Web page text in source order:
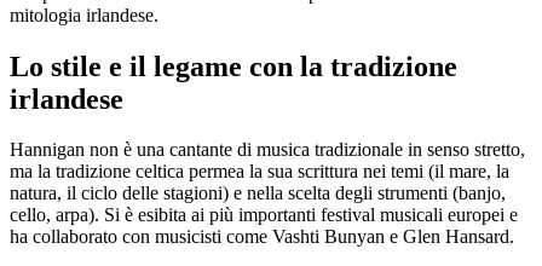
mitologia irlandese.
Lo stile e il legame con la tradizione
irlandese
Hannigan non è una cantante di musica tradizionale in senso stretto,
ma la tradizione celtica permea la sua scrittura nei temi (il mare, la
natura, il ciclo delle stagioni) e nella scelta degli strumenti (banjo,
cello, arpa). Si è esibita ai più importanti festival musicali europei e
ha collaborato con musicisti come Vashti Bunyan e Glen Hansard.